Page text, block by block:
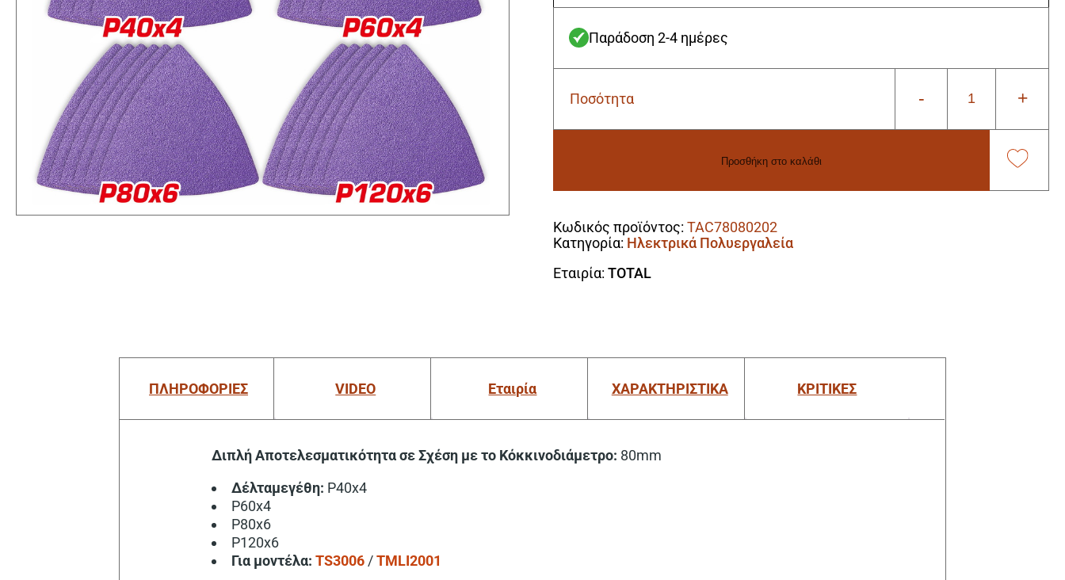
Παράδοση 2-4 ημέρες
Ποσότητα -
Total
/
K120
80x80mm
Σετ
TMLI2001
+
Προσθήκη στο καλάθι
Κωδικός προϊόντος:TAC78080202
Κατηγορία: Ηλεκτρικά Πολυεργαλεία
Εταιρία: TOTAL
ΠΛΗΡΟΦΟΡΙΕΣ VIDEO Εταιρία ΧΑΡΑΚΤΗΡΙΣΤΙΚΑ ΚΡΙΤΙΚΕΣ
Διπλή Αποτελεσματικότητα σε Σχέση με το Κόκκινοδιάμετρο: 80mm
Δέλταμεγέθη: P40x4
P60x4
P80x6
P120x6
Για μοντέλα: TS3006 /TMLI2001